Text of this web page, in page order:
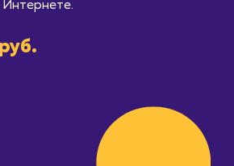
вашу репутацию и
руб.